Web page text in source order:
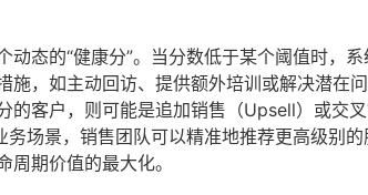
态的“健康分”。当分数低于某个阈值时，
，如主动回访、提供额外培训或解决潜在
的客户，则可能是追加销售（Upsell）或交
场景，销售团队可以精准地推荐更高级别
期价值的最大化。